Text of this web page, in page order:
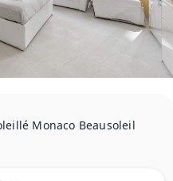
Monaco Beausoleil